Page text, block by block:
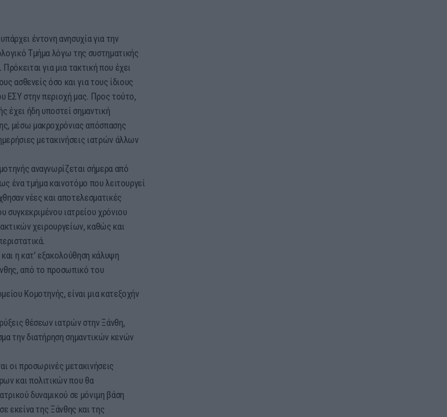
έντονη ανησυχία για την
Τμήμα λόγω της συστηματικής
για μια τακτική που έχει
ασθενείς όσο και για τους ίδιους
ΕΣΥ στην περιοχή μας. Προς τούτο,
έχει ήδη υποστεί σημαντική
μέσω μακροχρόνιας απόσπασης
μετακινήσεις ιατρών άλλων
αναγνωρίζεται σήμερα από
ένα τμήμα καινοτόμο που λειτουργεί
νέες και αποτελεσματικές
συγκεκριμένου ιατρείου χρόνιου
χειρουργείων, καθώς και
η κατ’ εξακολούθηση κάλυψη
από το προσωπικό του
Κομοτηνής, είναι μια κατεξοχήν
θέσεων ιατρών στην Ξάνθη,
την διατήρηση σημαντικών κενών
οι προσωρινές μετακινήσεις
και πολιτικών που θα
δυναμικού σε μόνιμη βάση
εκείνα της Ξάνθης και της